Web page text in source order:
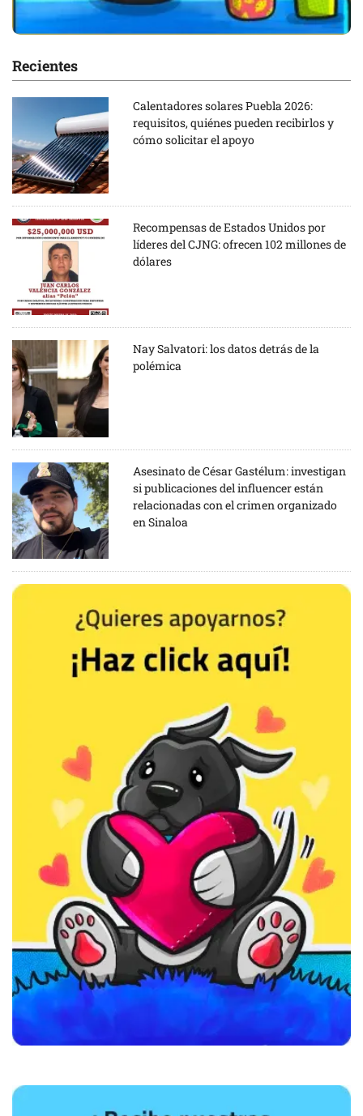
Recientes
Calentadores solares Puebla 2026:
requisitos, quiénes pueden recibirlos y
cómo solicitar el apoyo
Recompensas de Estados Unidos por
líderes del CJNG: ofrecen 102 millones de
dólares
Nay Salvatori: los datos detrás de la
polémica
Asesinato de César Gastélum: investigan
si publicaciones del influencer están
relacionadas con el crimen organizado
en Sinaloa